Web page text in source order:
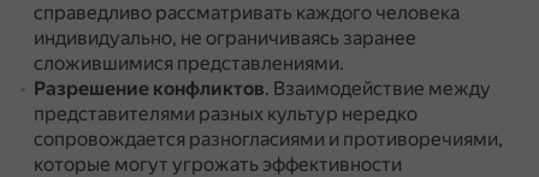
справедливо рассматривать каждого человека
индивидуально, не ограничиваясь заранее
сложившимися представлениями.
Разрешение конфликтов. Взаимодействие между
представителями разных культур нередко
сопровождается разногласиями и противоречиями,
которые могут угрожать эффективности